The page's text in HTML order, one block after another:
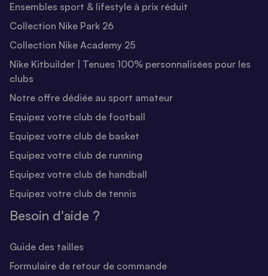
Ensembles sport & lifestyle à prix réduit
Collection Nike Park 26
Collection Nike Academy 25
Nike Kitbuilder | Tenues 100% personnalisées pour les
clubs
Notre offre dédiée au sport amateur
Equipez votre club de football
Equipez votre club de basket
Equipez votre club de running
Equipez votre club de handball
Equipez votre club de tennis
Besoin d'aide ?
Guide des tailles
Formulaire de retour de commande